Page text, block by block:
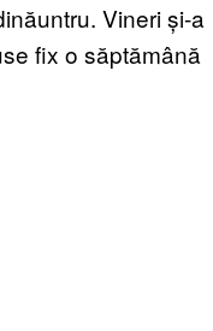
Vineri și-a
fix o săptămână